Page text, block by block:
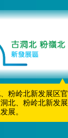
粉岭北新发展区官
北、粉岭北新发展
展。